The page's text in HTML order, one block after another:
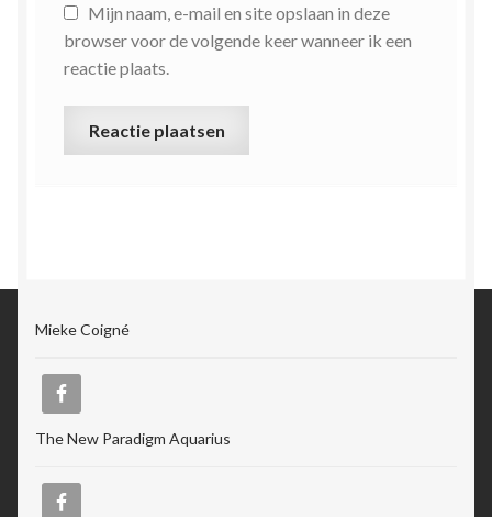
Mijn naam, e-mail en site opslaan in deze
browser voor de volgende keer wanneer ik een
reactie plaats.
Mieke Coigné
The New Paradigm Aquarius